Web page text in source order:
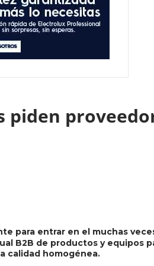
piden
para entrar en el muchas
B2B de productos y equipos
calidad homogénea.